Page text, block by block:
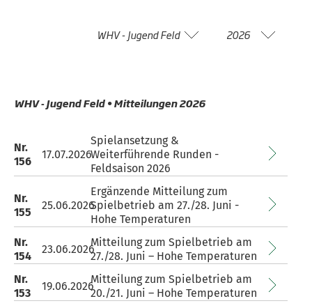
WHV - Jugend Feld 2026
WHV - Jugend Feld • Mitteilungen 2026
Nr.
156
17.07.2026
Spielansetzung &
Weiterführende Runden -
Feldsaison 2026
Nr.
155
25.06.2026
Ergänzende Mitteilung zum
Spielbetrieb am 27./28. Juni -
Hohe Temperaturen
Nr.
154
23.06.2026
Mitteilung zum Spielbetrieb am
27./28. Juni – Hohe Temperaturen
Nr.
153
19.06.2026
Mitteilung zum Spielbetrieb am
20./21. Juni – Hohe Temperaturen